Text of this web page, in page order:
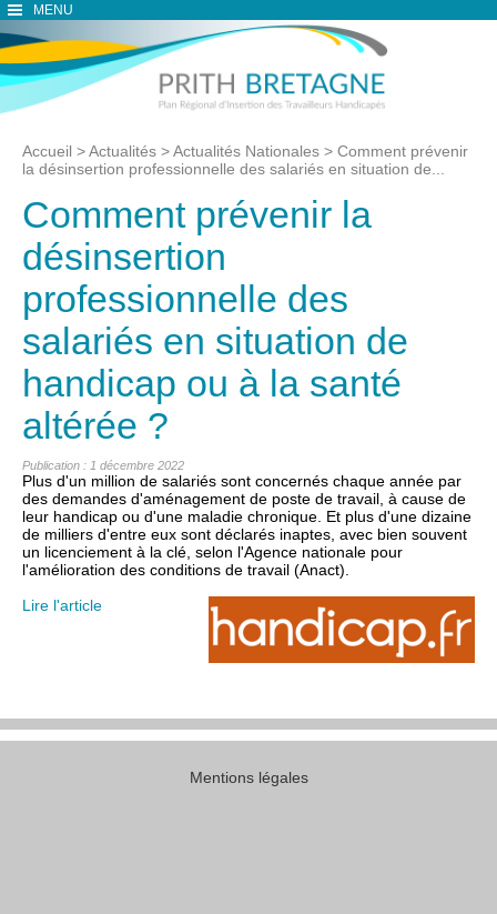
MENU
Accueil >Actualités >Actualités Nationales > Comment prévenir
la désinsertion professionnelle des salariés en situation de...
Comment prévenir la
désinsertion
professionnelle des
salariés en situation de
handicap ou à la santé
altérée ?
Publication : 1 décembre 2022
Plus d'un million de salariés sont concernés chaque année par
des demandes d'aménagement de poste de travail, à cause de
leur handicap ou d'une maladie chronique. Et plus d'une dizaine
de milliers d'entre eux sont déclarés inaptes, avec bien souvent
un licenciement à la clé, selon l'Agence nationale pour
l'amélioration des conditions de travail (Anact).
Lire l'article
Mentions légales